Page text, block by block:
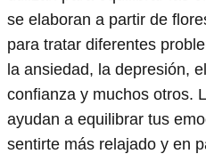
se elaboran a partir de
para tratar diferentes
la ansiedad, la depresión,
confianza y muchos otros.
ayudan a equilibrar tus
sentirte más relajado y en